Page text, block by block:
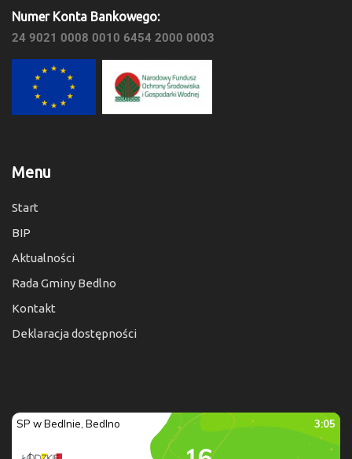
Numer Konta Bankowego:
24 9021 0008 0010 6454 2000 0003
Menu
Start
BIP
Aktualności
Rada Gminy Bedlno
Kontakt
Deklaracja dostępności